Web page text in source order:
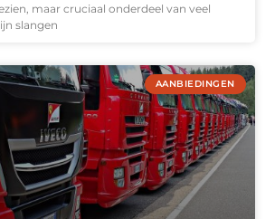
maar cruciaal onderdeel van veel
slangen
AANBIEDINGEN